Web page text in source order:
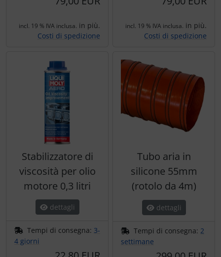
incl. 19 % IVA inclusa. in più.
Costi di spedizione
incl. 19 % IVA inclusa. in più.
Costi di spedizione
Stabilizzatore di
viscosità per olio
motore 0,3 litri
dettagli
Tempi di consegna: 3-
4 giorni
Tubo aria in
silicone 55mm
(rotolo da 4m)
dettagli
Tempi di consegna: 2
settimane